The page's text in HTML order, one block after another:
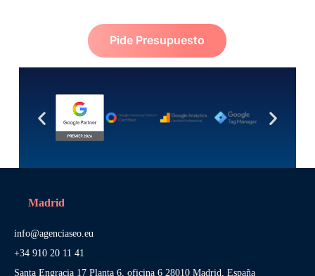
Pide Presupuesto
Madrid
info@agenciaseo.eu
+34 910 20 11 41
Santa Engracia 17 Planta 6, oficina 6 28010 Madrid, España